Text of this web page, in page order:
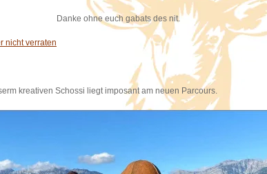
Danke ohne euch gabats des nit.
nicht verraten
kreativen Schossi liegt imposant am neuen Parcours.